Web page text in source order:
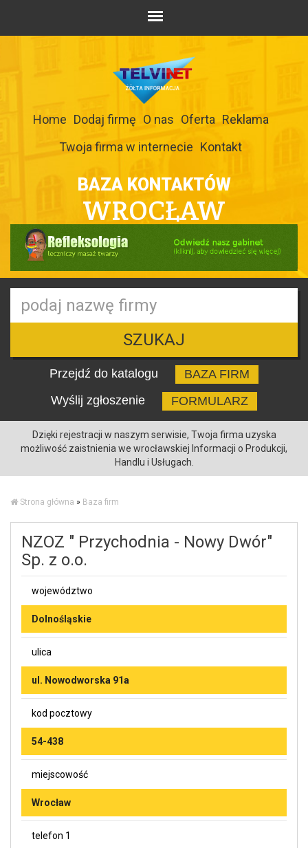
Home Dodaj firmę O nas Oferta Reklama
Twoja firma w internecie Kontakt
BAZA KONTAKTÓW
WROCŁAW
SZUKAJ
Przejdź do katalogu
BAZA FIRM
Wyślij zgłoszenie
FORMULARZ
Dzięki rejestracji w naszym serwisie, Twoja firma uzyska
możliwość zaistnienia we wrocławskiej Informacji o Produkcji,
Handlu i Usługach.
Strona główna » Baza firm
NZOZ " Przychodnia - Nowy Dwór"
Sp. z o.o.
województwo
Dolnośląskie
ulica
ul. Nowodworska 91a
kod pocztowy
54-438
miejscowość
Wrocław
telefon 1